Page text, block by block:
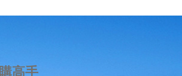
高手